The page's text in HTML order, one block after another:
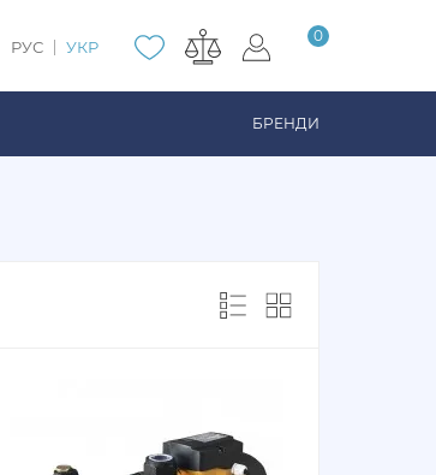
0
РУС УКР
БРЕНДИ